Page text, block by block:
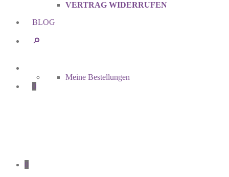
VERTRAG WIDERRUFEN
BLOG
🔎︎
Meine Bestellungen
0
0